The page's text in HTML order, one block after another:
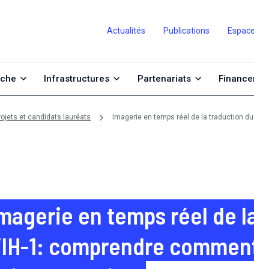
Actualités Publications
Infrastructures Partenariats
et candidats lauréats Imagerie en temps réel de la traduction
en temps réel de
1: comprendre